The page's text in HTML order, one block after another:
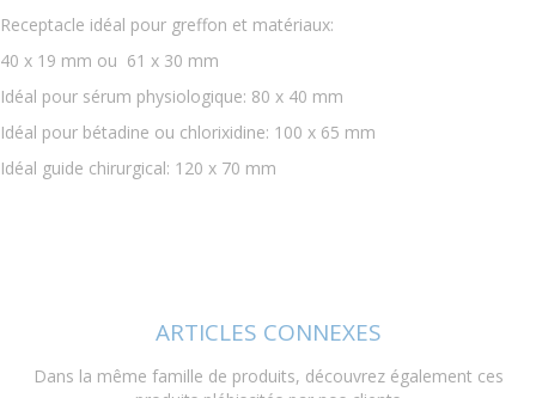
Receptacle idéal pour greffon et matériaux:
40 x 19 mm ou 61 x 30 mm
Idéal pour sérum physiologique: 80 x 40 mm
Idéal pour bétadine ou chlorixidine: 100 x 65 mm
Idéal guide chirurgical: 120 x 70 mm
ARTICLES CONNEXES
Dans la même famille de produits, découvrez également ces